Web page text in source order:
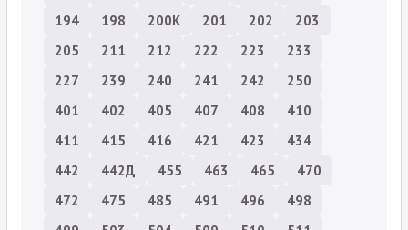
194
198 200К 201 202
203
205
211 212 222 223
233
227
239 240 241 242
250
401
402 405 407 408
410
411
415 416 421 423
434
442
442Д 455 463 465
470
472
475 485 491 496
498